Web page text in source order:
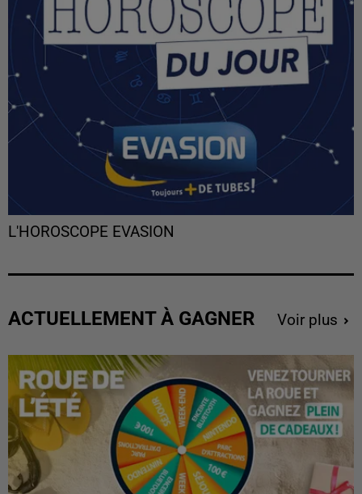
L'HOROSCOPE EVASION
ACTUELLEMENT À GAGNER Voir plus